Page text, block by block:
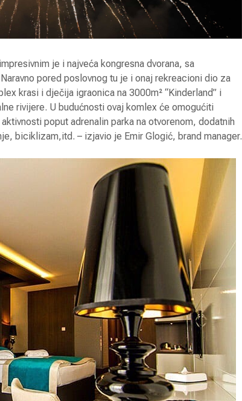
je i najveća kongresna dvorana, sa
pored poslovnog tu je i onaj rekreacioni dio za
krasi i dječija igraonica na 3000m² “Kinderland” i
rivijere. U budućnosti ovaj komlex će omogućiti
poput adrenalin parka na otvorenom, dodatnih
biciklizam,itd. – izjavio je Emir Glogić, brand manager.